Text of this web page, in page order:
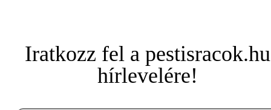
Iratkozz fel a pestisracok.hu
hírlevelére!